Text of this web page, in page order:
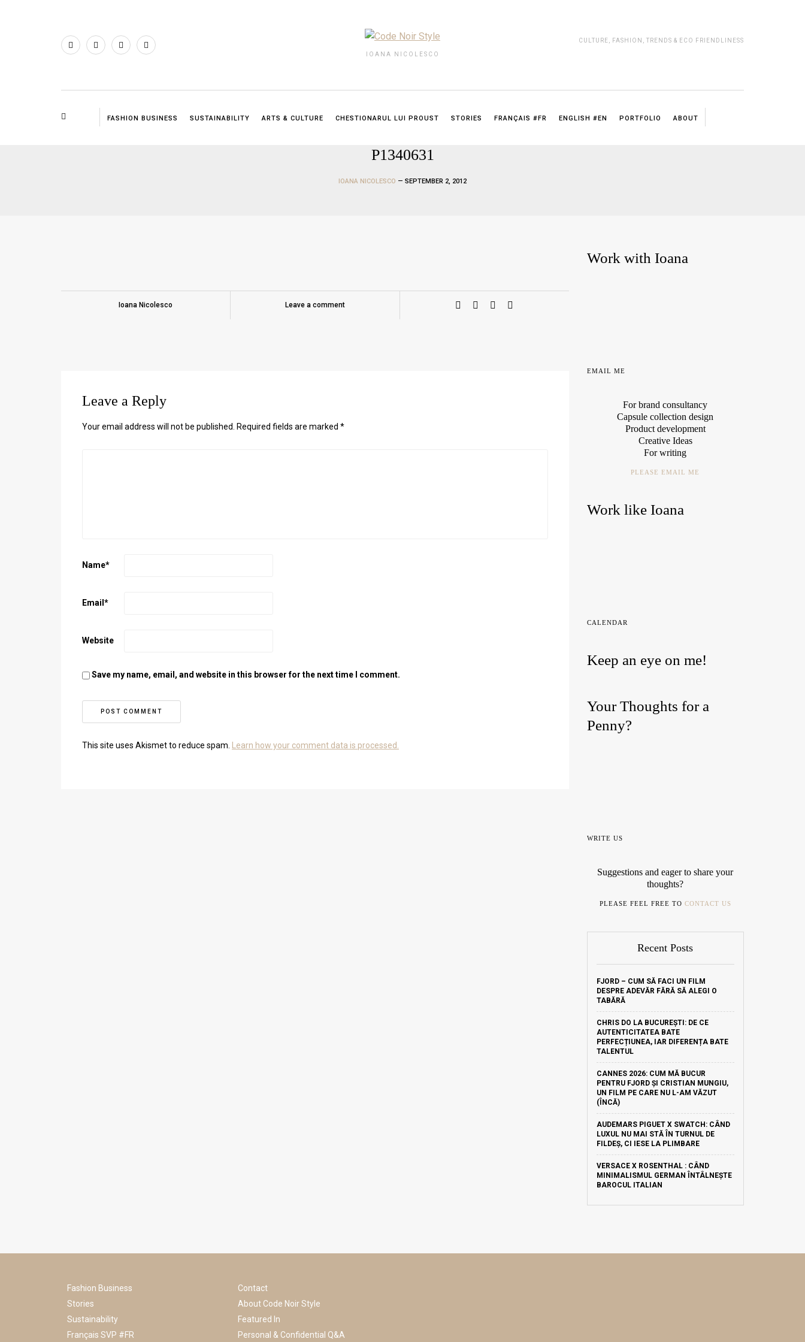
IOANA NICOLESCO
CULTURE, FASHION, TRENDS & ECO FRIENDLINESS
FASHION BUSINESS SUSTAINABILITY ARTS & CULTURE CHESTIONARUL LUI PROUST STORIES FRANÇAIS #FR ENGLISH #EN PORTFOLIO ABOUT
P1340631
IOANA NICOLESCO — SEPTEMBER 2, 2012
Ioana Nicolesco Leave a comment
Leave a Reply
Your email address will not be published. Required fields are marked *
Name*
Email *
Website
Save my name, email, and website in this browser for the next time I comment.
This site uses Akismet to reduce spam. Learn how your comment data is processed.
Work with Ioana
EMAIL ME
For brand consultancy
Capsule collection design
Product development
Creative Ideas
For writing
PLEASE EMAIL ME
Work like Ioana
CALENDAR
Keep an eye on me!
Your Thoughts for a
Penny?
WRITE US
Suggestions and eager to share your
thoughts?
PLEASE FEEL FREE TO CONTACT US
Recent Posts
FJORD – CUM SĂ FACI UN FILM
DESPRE ADEVĂR FĂRĂ SĂ ALEGI O
TABĂRĂ
CHRIS DO LA BUCUREȘTI: DE CE
AUTENTICITATEA BATE
PERFECȚIUNEA, IAR DIFERENȚA BATE
TALENTUL
CANNES 2026: CUM MĂ BUCUR
PENTRU FJORD ȘI CRISTIAN MUNGIU,
UN FILM PE CARE NU L-AM VĂZUT
(ÎNCĂ)
AUDEMARS PIGUET X SWATCH: CÂND
LUXUL NU MAI STĂ ÎN TURNUL DE
FILDEȘ, CI IESE LA PLIMBARE
VERSACE X ROSENTHAL : CÂND
MINIMALISMUL GERMAN ÎNTÂLNEȘTE
BAROCUL ITALIAN
Fashion Business
Stories
Sustainability
Français SVP #FR
Contact
About Code Noir Style
Featured In
Personal & Confidential Q&A